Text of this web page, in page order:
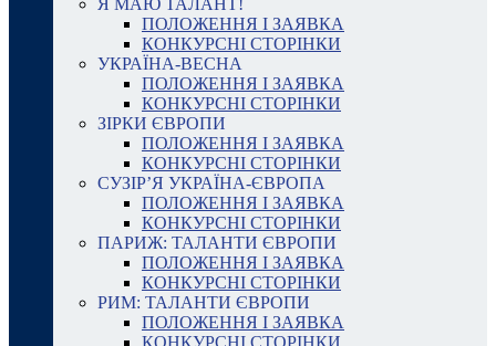
Я МАЮ ТАЛАНТ!
ПОЛОЖЕННЯ І ЗАЯВКА
КОНКУРСНІ СТОРІНКИ
УКРАЇНА-ВЕСНА
ПОЛОЖЕННЯ І ЗАЯВКА
КОНКУРСНІ СТОРІНКИ
ЗІРКИ ЄВРОПИ
ПОЛОЖЕННЯ І ЗАЯВКА
КОНКУРСНІ СТОРІНКИ
СУЗІР’Я УКРАЇНА-ЄВРОПА
ПОЛОЖЕННЯ І ЗАЯВКА
КОНКУРСНІ СТОРІНКИ
ПАРИЖ: ТАЛАНТИ ЄВРОПИ
ПОЛОЖЕННЯ І ЗАЯВКА
КОНКУРСНІ СТОРІНКИ
РИМ: ТАЛАНТИ ЄВРОПИ
ПОЛОЖЕННЯ І ЗАЯВКА
КОНКУРСНІ СТОРІНКИ